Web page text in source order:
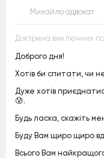
Михайло адвокат
Доброго дня!
Хотів би спитати, чи
Дуже хотів
😰.
Будь ласка, скажіть
Буду Вам щиро щиро
Всього Вам